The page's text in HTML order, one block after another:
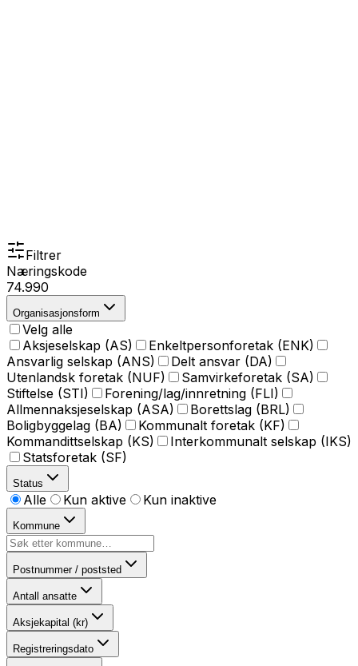
Filtrer
Næringskode
74.990
Organisasjonsform
Velg alle
Aksjeselskap (AS)
Enkeltpersonforetak (ENK)
Ansvarlig selskap (ANS)
Delt ansvar (DA)
Utenlandsk foretak (NUF)
Samvirkeforetak (SA)
Stiftelse (STI)
Forening/lag/innretning (FLI)
Allmennaksjeselskap (ASA)
Borettslag (BRL)
Boligbyggelag (BA)
Kommunalt foretak (KF)
Kommandittselskap (KS)
Interkommunalt selskap (IKS)
Statsforetak (SF)
Status
Alle Kun aktive Kun inaktive
Kommune
Postnummer / poststed
Antall ansatte
Aksjekapital (kr)
Registreringsdato